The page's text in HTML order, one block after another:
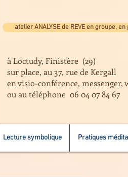
atelier ANALYSE de REVE en groupe,
à Loctudy, Finistère (29)
sur place, au 37, rue de Kergall
en visio-conférence, messenger,
ou au téléphone 06 04 07 84 67
Lecture symbolique Pratiques